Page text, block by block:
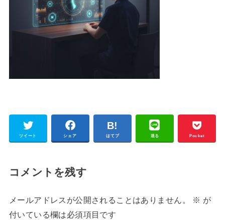
ツイート シェア はてブ 送る Pocket
コメントを残す
メールアドレスが公開されることはありません。 ※ が
付いている欄は必須項目です